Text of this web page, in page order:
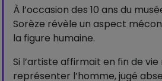
À l’occasion des 10 ans du
Sorèze révèle un aspect
la figure humaine.
Si l’artiste affirmait en fin de
représenter l’homme, jugé